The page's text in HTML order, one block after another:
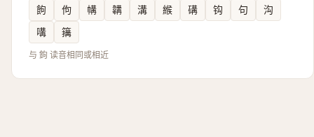
䬲 佝 㡚 韝 溝 緱 䃓 钩 句
沟
㗕
簼
与 鉤 读音相同或相近